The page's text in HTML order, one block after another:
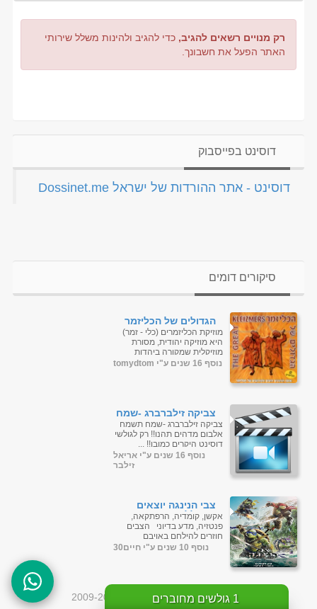
1 גולשים מחוברים
רק מנויים רשאים להגיב, כדי להגיב ולהינות משלל שירותי
האתר הפעל את חשבונך.
דוסינט בפייסבוק
‏דוסינט - אתר ההורדות של ישראל Dossinet.me‏
סיקורים דומים
הגדולים של הכליזמר
הקצביים
מוזיקת הכליזמרים (כלי - זמר)
היא מוזיקה יהודית, מסורת
מוזיקלית שמקורה ביהדות
אשכנז. ניגון הכליזמרים מאורגן
נוסף 16 שנים ע"י tomydtom
צביקה זילברברג -שמח
תשמח
צביקה זילברברג -שמח תשמח
אלבום מדהים תהנו!! רק לגולשי
דוסינט היקרים כמובן!! ...
נוסף 16 שנים ע"י אריאל
זילבר
צבי הנינגה יוצאים
מהצללים - מדובב -
BDRip
אקשן, קומדיה, הרפתקאה,
פנטזיה, מדע בדיוני הצבים
חוזרים להילחם באויבם
המושבע - שרדר, שמחליו
נוסף 10 שנים ע"י חיים30
כל הזכויות שמורות לדוסינט © 2009-2026